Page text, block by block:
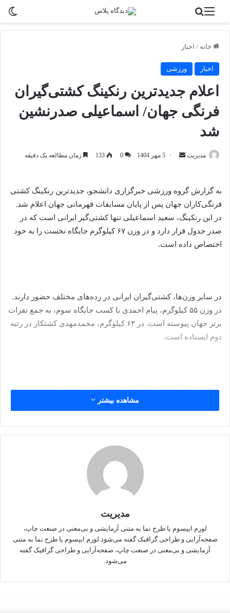
منو
خانه / اخبار
اخبار ورزشی
اعلام جدیدترین رنکینگ کشتی‌گیران
فرنگی جهان/ اسماعیلی صدرنشین
شد
مدیریت
ارسال5 مهر 1404 0
133 زمان مطالعه یک دقیقه
به گزارش گروه ورزشی خبرگزاری دانشجو، جدیدترین رنکینگ کشتی
فرنگی‌کاران جهان پس از پایان مسابقات قهرمانی جهان اعلام شد.
در این رنکینگ، سعید اسماعیلی تنها کشتی‌گیر ایرانی است که در
صدر جدول قرار دارد و در وزن ۶۷ کیلوگرم جایگاه نخست را به خود
اختصاص داده است.
در سایر وزن‌ها، کشتی‌گیران ایرانی در رده‌های مختلف حضور دارند.
در وزن ۵۵ کیلوگرم، پیام احمدی با کسب جایگاه سوم، به جمع نفرات
برتر جهان پیوسته است. در ۶۳ کیلوگرم، محمدمهدی کشتکار در رتبه
دوم ایستاده است.
در وزن‌های دیگر نیز کشتی‌گیرانی چون دانیال سهرابی در وزن ۷۲
کیلوگرم و غلامرضا فرخی در وزن ۸۲ کیلوگرم در رنکینگ جهانی
رنکینگ کشتی‌گیران ایران به شرح زیر است:
مشاهده بیشتر
مدیریت
لورم ایپسوم یا طرح‌ نما به متنی آزمایشی و بی‌معنی در صنعت چاپ،
صفحه‌آرایی و طراحی گرافیک گفته می‌شود.لورم ایپسوم یا طرح‌ نما به متنی
آزمایشی و بی‌معنی در صنعت چاپ، صفحه‌آرایی و طراحی گرافیک گفته
می‌شود.